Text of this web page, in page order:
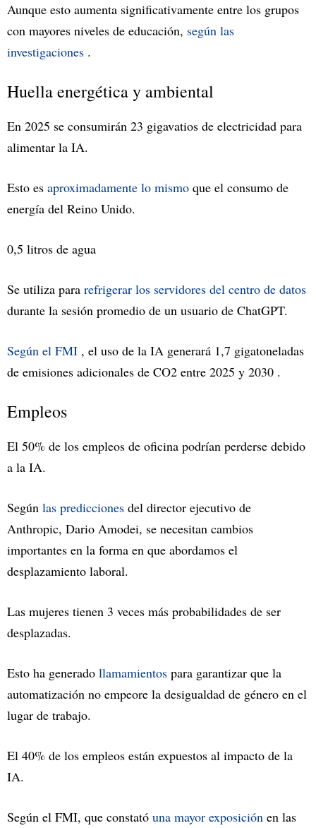
Aunque esto aumenta significativamente entre los grupos
con mayores niveles de educación, según las
investigaciones .
Huella energética y ambiental
En 2025 se consumirán 23 gigavatios de electricidad para
alimentar la IA.
Esto es aproximadamente lo mismo que el consumo de
energía del Reino Unido.
0,5 litros de agua
Se utiliza para refrigerar los servidores del centro de datos
durante la sesión promedio de un usuario de ChatGPT.
Según el FMI , el uso de la IA generará 1,7 gigatoneladas
de emisiones adicionales de CO2 entre 2025 y 2030 .
Empleos
El 50% de los empleos de oficina podrían perderse debido
a la IA.
Según las predicciones del director ejecutivo de
Anthropic, Dario Amodei, se necesitan cambios
importantes en la forma en que abordamos el
desplazamiento laboral.
Las mujeres tienen 3 veces más probabilidades de ser
desplazadas.
Esto ha generado llamamientos para garantizar que la
automatización no empeore la desigualdad de género en el
lugar de trabajo.
El 40% de los empleos están expuestos al impacto de la
IA.
Según el FMI, que constató una mayor exposición en las